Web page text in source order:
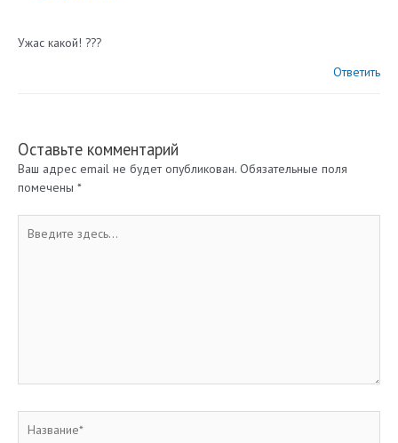
Ужас какой! ???
Ответить
Оставьте комментарий
Ваш адрес email не будет опубликован. Обязательные поля
помечены *
здесь...